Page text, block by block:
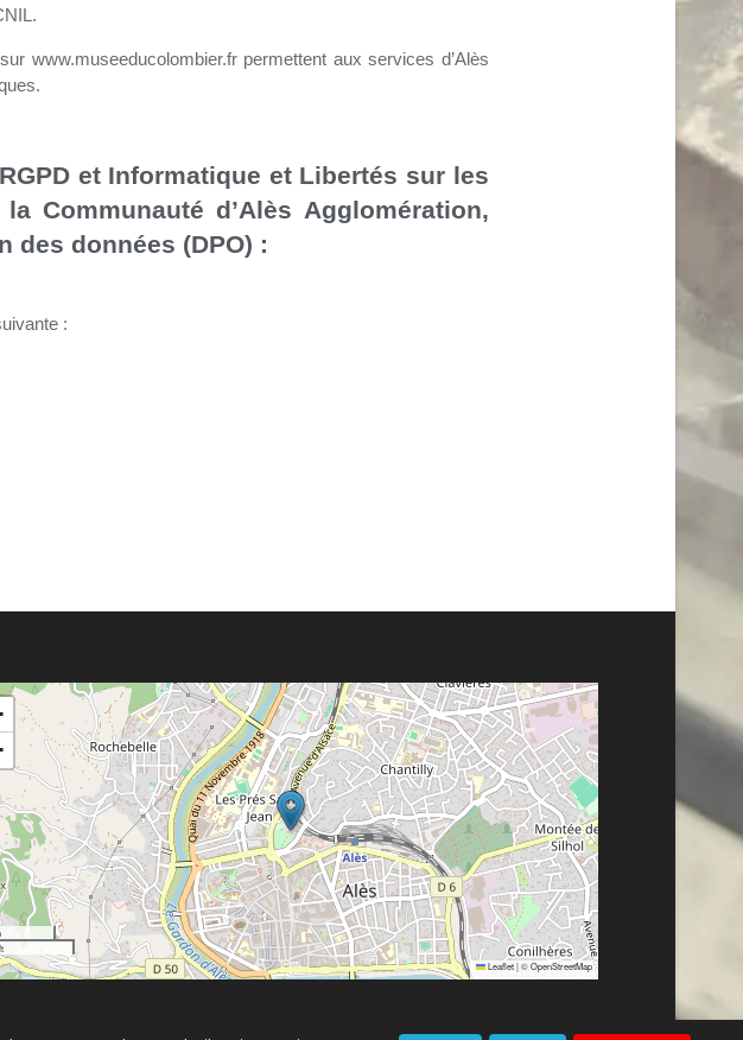
www.museeducolombier.fr permettent aux services d’Alès
et Informatique et Libertés sur les
Communauté d’Alès Agglomération,
des données (DPO) :
:
Leaflet |©OpenStreetMap